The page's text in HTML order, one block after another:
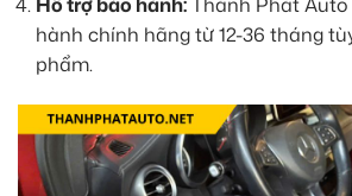
hành chính hãng từ 12-36 tháng
phẩm.